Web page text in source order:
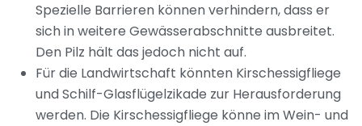
Spezielle Barrieren können verhindern, dass er
sich in weitere Gewässerabschnitte ausbreitet.
Den Pilz hält das jedoch nicht auf.
Für die Landwirtschaft könnten Kirschessigfliege
und Schilf-Glasflügelzikade zur Herausforderung
werden. Die Kirschessigfliege könne im Wein- und